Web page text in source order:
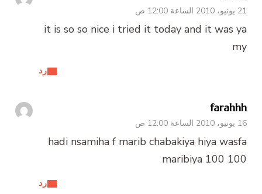
21 يونيو، 2010 الساعة 12:00 ص
رد
it is so so nice i tried it today and it was ya
my
farahhh
16 يونيو، 2010 الساعة 12:00 ص
رد
hadi nsamiha f marib chabakiya hiya wasfa
maribiya 100 100